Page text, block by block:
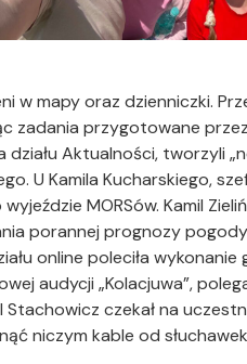
mapy oraz dzienniczki.
zadania przygotowane przez
Aktualności, tworzyli
U Kamila Kucharskiego,
MORSów. Kamil
porannej prognozy
online poleciła wykonanie
audycji „Kolacjuwa”,
czekał na
niczym kable od